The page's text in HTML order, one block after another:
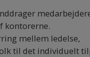
kontorerne.
mellem ledelse,
til det individuelt